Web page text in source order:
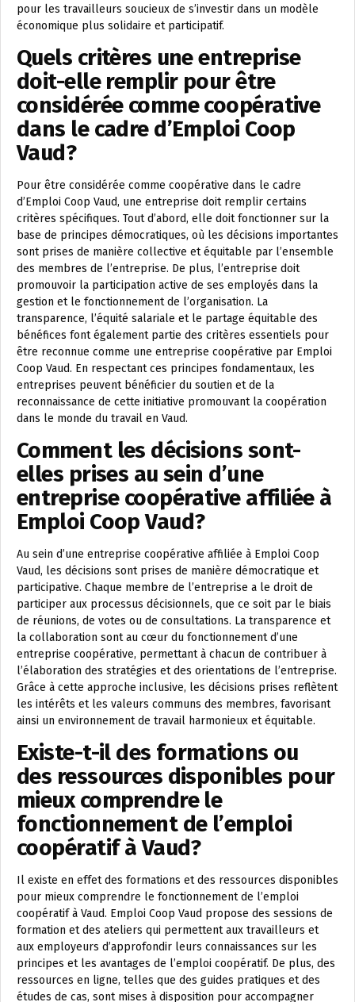
pour les travailleurs soucieux de s’investir dans un modèle
économique plus solidaire et participatif.
Quels critères une entreprise
doit-elle remplir pour être
considérée comme coopérative
dans le cadre d’Emploi Coop
Vaud?
Pour être considérée comme coopérative dans le cadre
d’Emploi Coop Vaud, une entreprise doit remplir certains
critères spécifiques. Tout d’abord, elle doit fonctionner sur la
base de principes démocratiques, où les décisions importantes
sont prises de manière collective et équitable par l’ensemble
des membres de l’entreprise. De plus, l’entreprise doit
promouvoir la participation active de ses employés dans la
gestion et le fonctionnement de l’organisation. La
transparence, l’équité salariale et le partage équitable des
bénéfices font également partie des critères essentiels pour
être reconnue comme une entreprise coopérative par Emploi
Coop Vaud. En respectant ces principes fondamentaux, les
entreprises peuvent bénéficier du soutien et de la
reconnaissance de cette initiative promouvant la coopération
dans le monde du travail en Vaud.
Comment les décisions sont-
elles prises au sein d’une
entreprise coopérative affiliée à
Emploi Coop Vaud?
Au sein d’une entreprise coopérative affiliée à Emploi Coop
Vaud, les décisions sont prises de manière démocratique et
participative. Chaque membre de l’entreprise a le droit de
participer aux processus décisionnels, que ce soit par le biais
de réunions, de votes ou de consultations. La transparence et
la collaboration sont au cœur du fonctionnement d’une
entreprise coopérative, permettant à chacun de contribuer à
l’élaboration des stratégies et des orientations de l’entreprise.
Grâce à cette approche inclusive, les décisions prises reflètent
les intérêts et les valeurs communs des membres, favorisant
ainsi un environnement de travail harmonieux et équitable.
Existe-t-il des formations ou
des ressources disponibles pour
mieux comprendre le
fonctionnement de l’emploi
coopératif à Vaud?
Il existe en effet des formations et des ressources disponibles
pour mieux comprendre le fonctionnement de l’emploi
coopératif à Vaud. Emploi Coop Vaud propose des sessions de
formation et des ateliers qui permettent aux travailleurs et
aux employeurs d’approfondir leurs connaissances sur les
principes et les avantages de l’emploi coopératif. De plus, des
ressources en ligne, telles que des guides pratiques et des
études de cas, sont mises à disposition pour accompagner